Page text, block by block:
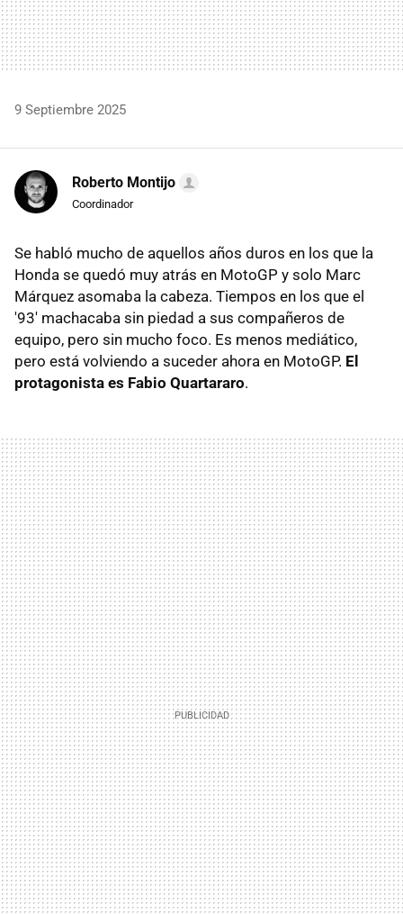
9 Septiembre 2025
Roberto Montijo
Coordinador
Se habló mucho de aquellos años duros en los que la
Honda se quedó muy atrás en MotoGP y solo Marc
Márquez asomaba la cabeza. Tiempos en los que el
'93' machacaba sin piedad a sus compañeros de
equipo, pero sin mucho foco. Es menos mediático,
pero está volviendo a suceder ahora en MotoGP. El
protagonista es Fabio Quartararo.